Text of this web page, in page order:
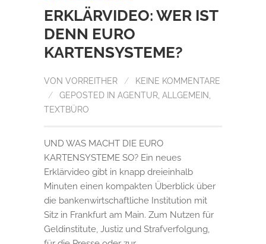
ERKLÄRVIDEO: WER IST
DENN EURO
KARTENSYSTEME?
VON VORREITHER /
KEINE KOMMENTARE
/
GEPOSTED IN AGENTUR ALLGEMEIN
TEXTBÜRO
UND WAS MACHT DIE EURO
KARTENSYSTEME SO? Ein neues
Erklärvideo gibt in knapp dreieinhalb
Minuten einen kompakten Überblick über
die bankenwirtschaftliche Institution mit
Sitz in Frankfurt am Main. Zum Nutzen für
Geldinstitute, Justiz und Strafverfolgung,